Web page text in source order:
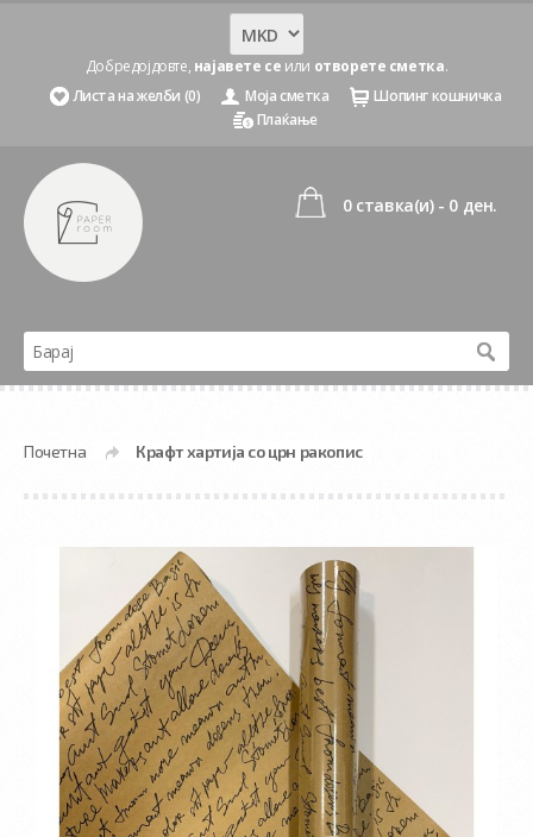
Добредојдовте, најавете се или отворете сметка.
Листа на желби (0)
Моја сметка
Шопинг кошничка
Плаќање
0 ставка(и) - 0 ден.
Почетна » Крафт хартија со црн ракопис